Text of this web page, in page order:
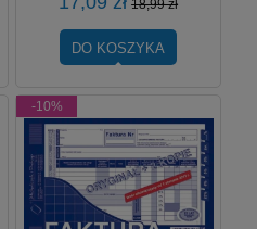
18,99 zł
DO KOSZYKA
-10%